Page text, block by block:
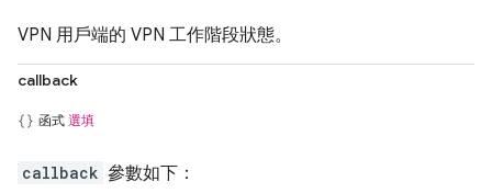
VPN 用戶端的 VPN 工作階段狀態。
callback
函式 選填
callback 參數如下：